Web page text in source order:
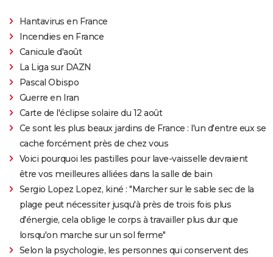
Hantavirus en France
Incendies en France
Canicule d'août
La Liga sur DAZN
Pascal Obispo
Guerre en Iran
Carte de l'éclipse solaire du 12 août
Ce sont les plus beaux jardins de France : l'un d'entre eux se
cache forcément près de chez vous
Voici pourquoi les pastilles pour lave-vaisselle devraient
être vos meilleures alliées dans la salle de bain
Sergio Lopez Lopez, kiné : "Marcher sur le sable sec de la
plage peut nécessiter jusqu'à près de trois fois plus
d'énergie, cela oblige le corps à travailler plus dur que
lorsqu'on marche sur un sol ferme"
Selon la psychologie, les personnes qui conservent des